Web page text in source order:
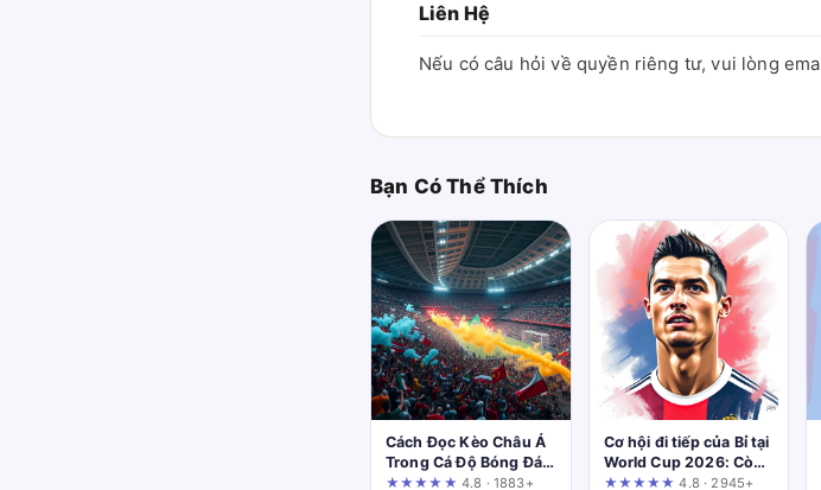
Liên Hệ
Nếu có câu hỏi về quyền riêng tư, vui lòng
Bạn Có Thể Thích
Cách Đọc Kèo Châu Á
Trong Cá Độ Bóng Đá
Tại
★★★★★ 4.8 · 1883+
Cơ hội đi tiếp của Bỉ tại
World Cup 2026: Còn
cửa nào cho “Quỷ đỏ”?
★★★★★4.8 · 2945+